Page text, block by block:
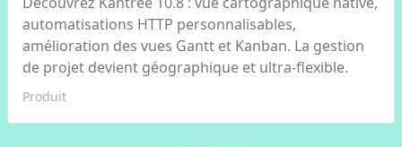
automatisations HTTP personnalisables,
amélioration des vues Gantt et Kanban. La gestion
de projet devient géographique et ultra-flexible.
Produit